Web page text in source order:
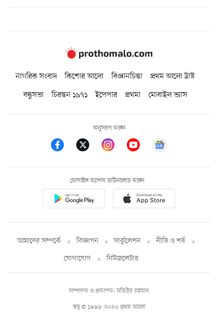
নাগরিক সংবাদ কিশোর আলো বিজ্ঞানচিন্তা
প্রথম আলো ট্রাস্ট
বন্ধুসভা
চিরন্তন ১৯৭১ ইপেপার প্রথমা মোবাইল ভ্যাস
অনুসরণ করুন
মোবাইল অ্যাপস ডাউনলোড করুন
আমাদের সম্পর্কে বিজ্ঞাপন সার্কুলেশন
নীতি ও শর্ত
যোগাযোগ
নিউজলেটার
স্বত্ব © ১৯৯৮-২০২৬ প্রথম আলো
সম্পাদক ও প্রকাশক: মতিউর রহমান